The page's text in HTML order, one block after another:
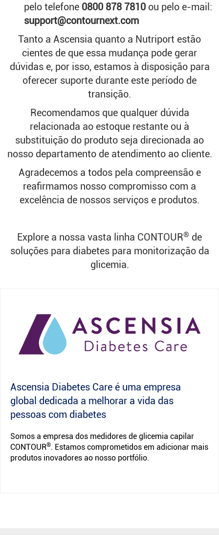
pelo telefone 0800 878 7810ou pelo e-mail:
support@contournext.com
Tanto a Ascensia quanto a Nutriport estão
cientes de que essa mudança pode gerar
dúvidas e, por isso, estamos à disposição para
oferecer suporte durante este período de
transição.
Recomendamos que qualquer dúvida
relacionada ao estoque restante ou à
substituição do produto seja direcionada ao
nosso departamento de atendimento ao cliente.
Agradecemos a todos pela compreensão e
reafirmamos nosso compromisso com a
excelência de nossos serviços e produtos.
Explore a nossa vasta linha CONTOUR® de
soluções para diabetes para monitorização da
glicemia.
Ascensia Diabetes Care é uma empresa
global dedicada a melhorar a vida das
pessoas com diabetes
Somos a empresa dos medidores de glicemia capilar
CONTOUR®. Estamos comprometidos em adicionar mais
produtos inovadores ao nosso portfólio.